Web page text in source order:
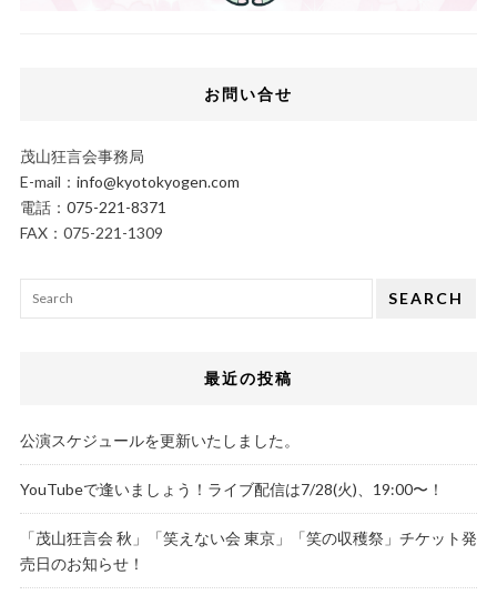
お問い合せ
茂山狂言会事務局
E-mail： info@kyotokyogen.com
電話： 075-221-8371
FAX：075-221-1309
SEARCH
最近の投稿
公演スケジュールを更新いたしました。
YouTubeで逢いましょう！ライブ配信は7/28(火)、19:00〜！
「茂山狂言会 秋」「笑えない会 東京」「笑の収穫祭」チケット発
売日のお知らせ！